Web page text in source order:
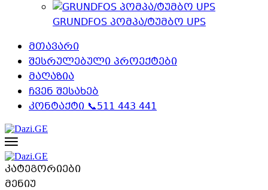
GRUNDFOS პომპა/ტუმბო UPS
მთავარი
შესრულებული პროექტები
მაღაზია
ჩვენ შესახებ
კონტაქტი 📞511 443 441
კატეგორიები
მენიუ